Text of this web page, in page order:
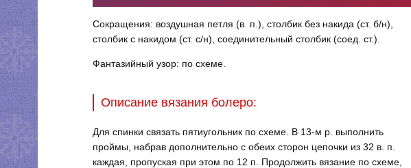
Сокращения: воздушная петля (в. п.), столбик без накида (ст. б/н),
столбик с накидом (ст. с/н), соединительный столбик (соед. ст.).
Фантазийный узор: по схеме.
Описание вязания болеро:
Для спинки связать пятиугольник по схеме. В 13-м р. выполнить
проймы, набрав дополнительно с обеих сторон цепочки из 32 в. п.
каждая, пропуская при этом по 12 п. Продолжить вязание по схеме,